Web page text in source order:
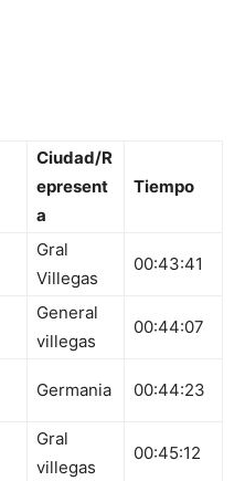
Ciudad/R
epresent
a
Tiempo
Gral
Villegas
00:43:41
General
villegas
00:44:07
Germania 00:44:23
Gral
villegas
00:45:12